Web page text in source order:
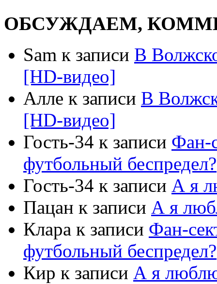
ОБСУЖДАЕМ,
Sam к записи В
[HD-видео]
Алле к записи В
[HD-видео]
Гость-34 к записи Фан-
футбольный беспредел?
Гость-34 к записи А я
Пацан к записи А я
Клара к записи Фан-
футбольный беспредел?
Кир к записи А я